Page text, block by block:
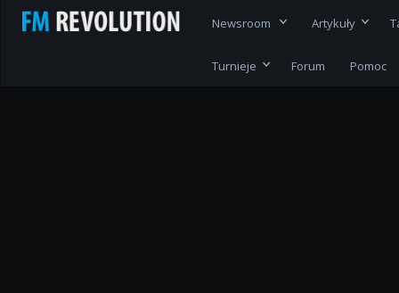
Newsroom Artykuły
Turnieje Forum Pomoc